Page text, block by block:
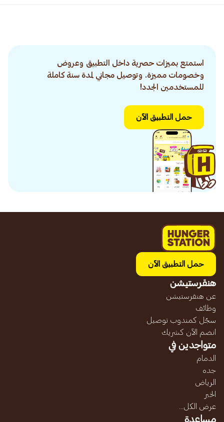
استمتع بميزات حصرية داخل التطبيق وعروض
وخصومات مميزة. وتوصيل مجاني لمدة سنة كاملة
للمستخدمين الجدد!
حمل التطبيق الآن
حمل التطبيق الآن
هنقرستيشن
عن هنقرستيشن
وظائف
سجّل كمندوب توصيل
انضم الآن كشريك
متواجدين في
الدمام
جده
الرياض
الخبر
عرض الكل...
مساعدة